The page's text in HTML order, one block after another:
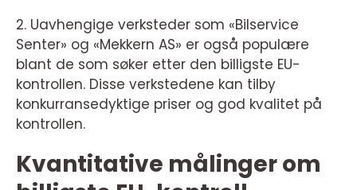
2. Uavhengige verksteder som «Bilservice
Senter» og «Mekkern AS» er også populære
blant de som søker etter den billigste EU-
kontrollen. Disse verkstedene kan tilby
konkurransedyktige priser og god kvalitet på
kontrollen.
Kvantitative målinger om